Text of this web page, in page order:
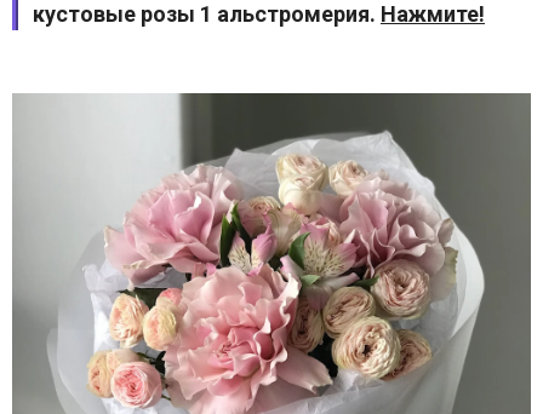
кустовые розы 1 альстромерия. Нажмите!